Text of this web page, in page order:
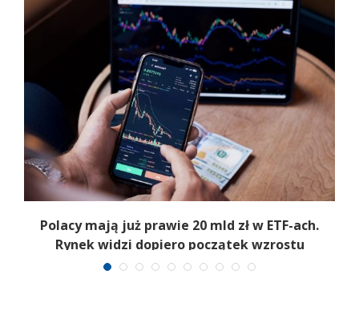
Polacy mają już prawie 20 mld zł w ETF-ach.
Rynek widzi dopiero początek wzrostu